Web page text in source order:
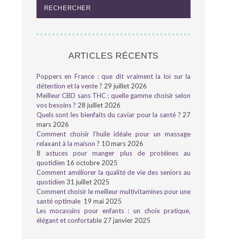
ARTICLES RÉCENTS
Poppers en France : que dit vraiment la loi sur la
détention et la vente ? 29 juillet 2026
Meilleur CBD sans THC : quelle gamme choisir selon
vos besoins ? 28 juillet 2026
Quels sont les bienfaits du caviar pour la santé ? 27
mars 2026
Comment choisir l’huile idéale pour un massage
relaxant à la maison ? 10 mars 2026
8 astuces pour manger plus de protéines au
quotidien 16 octobre 2025
Comment améliorer la qualité de vie des seniors au
quotidien 31 juillet 2025
Comment choisir le meilleur multivitamines pour une
santé optimale 19 mai 2025
Les mocassins pour enfants : un choix pratique,
élégant et confortable 27 janvier 2025